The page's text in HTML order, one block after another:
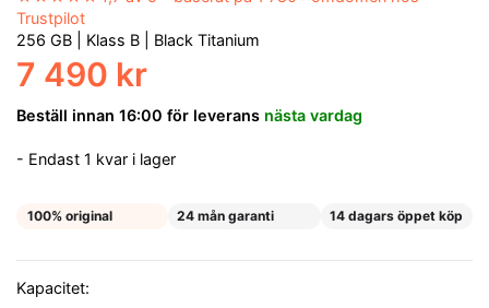
Trustpilot
256 GB
Klass B Black Titanium
7 490 kr
Beställ innan 16:00 för leverans nästa vardag
- Endast 1 kvar i lager
100% original 24 mån garanti 14 dagars öppet köp
Kapacitet: